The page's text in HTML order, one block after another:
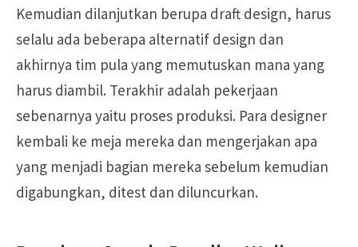
Kemudian dilanjutkan berupa draft design, harus
selalu ada beberapa alternatif design dan
akhirnya tim pula yang memutuskan mana yang
harus diambil. Terakhir adalah pekerjaan
sebenarnya yaitu proses produksi. Para designer
kembali ke meja mereka dan mengerjakan apa
yang menjadi bagian mereka sebelum kemudian
digabungkan, ditest dan diluncurkan.